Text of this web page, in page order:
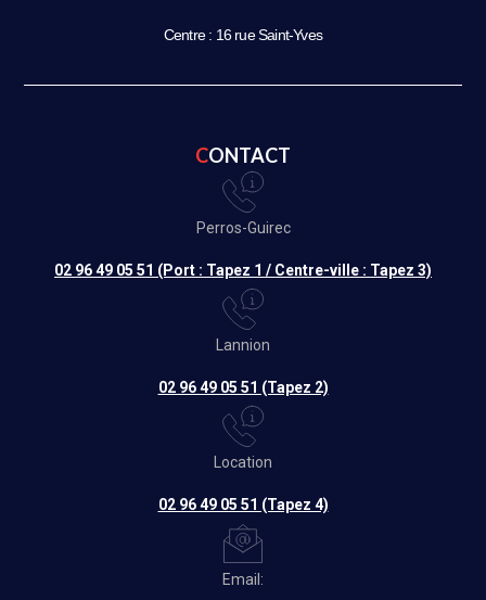
Centre : 16 rue Saint-Yves
CONTACT
Perros-Guirec
02 96 49 05 51 (Port : Tapez 1 / Centre-ville : Tapez 3)
Lannion
02 96 49 05 51 (Tapez 2)
Location
02 96 49 05 51 (Tapez 4)
Email: